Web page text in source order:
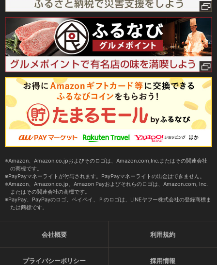
Amazon、Amazon.co.jpおよびそのロゴは、Amazon.com,Inc.またはその関連会社
の商標です。
PayPayマネーライトが付与されます。PayPayマネーライトの出金はできません。
Amazon、Amazon.co.jp、Amazon Payおよびそれらのロゴは、Amazon.com, Inc.
またはその関連会社の商標です。
PayPay、PayPayのロゴ、ペイペイ、Ｐのロゴは、LINEヤフー株式会社の登録商標ま
たは商標です。
会社概要 利用規約
プライバシーポリシー 採用情報